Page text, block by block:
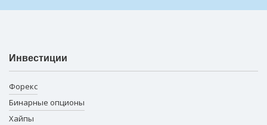
Инвестиции
Форекс
Бинарные опционы
Хайпы